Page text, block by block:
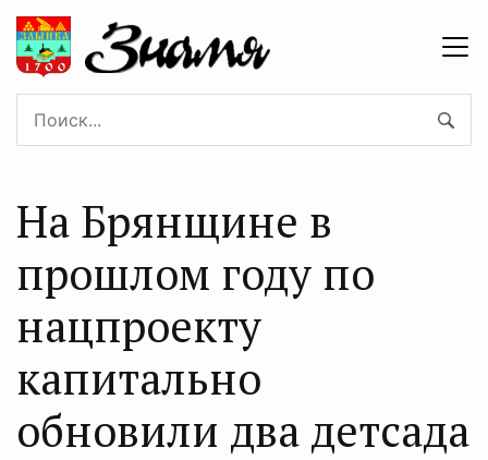
На Брянщине в
прошлом году по
нацпроекту
капитально
обновили два детсада